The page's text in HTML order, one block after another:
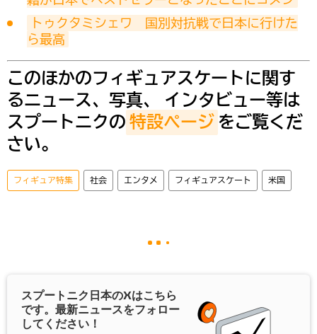
トゥクタミシェワ　国別対抗戦で日本に行けた
ら最高
このほかのフィギュアスケートに関す
るニュース、写真、 インタビュー等は
スプートニクの特設ページをご覧くだ
さい。
フィギュア特集 社会 エンタメ フィギュアスケート 米国
スプートニク日本のXはこちら
です。最新ニュースをフォロー
してください！